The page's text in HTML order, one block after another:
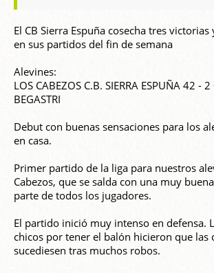
El CB Sierra Espuña cosecha tres
en sus partidos del fin de semana
Alevines:
LOS CABEZOS C.B. SIERRA ESPUÑA 42 -
BEGASTRI
Debut con buenas sensaciones para los
en casa.
Primer partido de la liga para nuestros
Cabezos, que se salda con una muy
parte de todos los jugadores.
El partido inició muy intenso en defensa.
chicos por tener el balón hicieron que las
sucediesen tras muchos robos.